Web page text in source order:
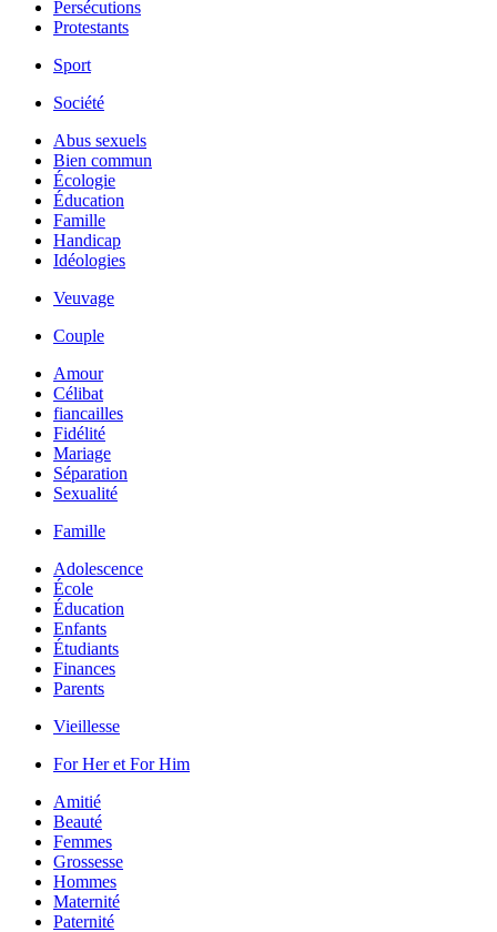
Persécutions
Protestants
Sport
Société
Abus sexuels
Bien commun
Écologie
Éducation
Famille
Handicap
Idéologies
Veuvage
Couple
Amour
Célibat
fiancailles
Fidélité
Mariage
Séparation
Sexualité
Famille
Adolescence
École
Éducation
Enfants
Étudiants
Finances
Parents
Vieillesse
For Her et For Him
Amitié
Beauté
Femmes
Grossesse
Hommes
Maternité
Paternité